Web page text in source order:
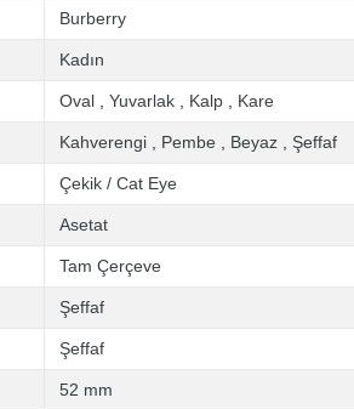
Burberry
Kadın
Oval Yuvarlak Kalp Kare
Kahverengi Pembe Beyaz Şeffaf
Çekik / Cat Eye
Asetat
Tam Çerçeve
Şeffaf
Şeffaf
52 mm